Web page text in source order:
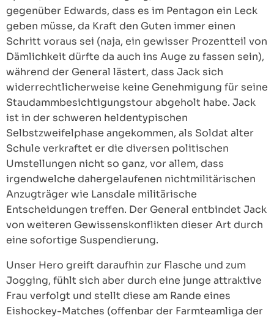
gegenüber Edwards, dass es im Pentagon ein Leck
geben müsse, da Kraft den Guten immer einen
Schritt voraus sei (naja, ein gewisser Prozentteil von
Dämlichkeit dürfte da auch ins Auge zu fassen sein),
während der General lästert, dass Jack sich
widerrechtlicherweise keine Genehmigung für seine
Staudammbesichtigungstour abgeholt habe. Jack
ist in der schweren heldentypischen
Selbstzweifelphase angekommen, als Soldat alter
Schule verkraftet er die diversen politischen
Umstellungen nicht so ganz, vor allem, dass
irgendwelche dahergelaufenen nichtmilitärischen
Anzugträger wie Lansdale militärische
Entscheidungen treffen. Der General entbindet Jack
von weiteren Gewissenskonflikten dieser Art durch
eine sofortige Suspendierung.
Unser Hero greift daraufhin zur Flasche und zum
Jogging, fühlt sich aber durch eine junge attraktive
Frau verfolgt und stellt diese am Rande eines
Eishockey-Matches (offenbar der Farmteamliga der